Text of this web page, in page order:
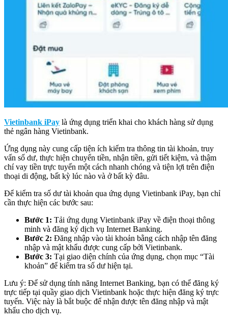
Vietinbank iPay là ứng dụng triển khai cho khách hàng sử dụng
thẻ ngân hàng Vietinbank.
Ứng dụng này cung cấp tiện ích kiểm tra thông tin tài khoản, truy
vấn số dư, thực hiện chuyển tiền, nhận tiền, gửi tiết kiệm, và thậm
chí vay tiền trực tuyến một cách nhanh chóng và tiện lợi trên điện
thoại di động, bất kỳ lúc nào và ở bất kỳ đâu.
Để kiểm tra số dư tài khoản qua ứng dụng Vietinbank iPay, bạn chỉ
cần thực hiện các bước sau:
Bước 1: Tải ứng dụng Vietinbank iPay về điện thoại thông
minh và đăng ký dịch vụ Internet Banking.
Bước 2: Đăng nhập vào tài khoản bằng cách nhập tên đăng
nhập và mật khẩu được cung cấp bởi Vietinbank.
Bước 3: Tại giao diện chính của ứng dụng, chọn mục “Tài
khoản” để kiểm tra số dư hiện tại.
Lưu ý: Để sử dụng tính năng Internet Banking, bạn có thể đăng ký
trực tiếp tại quầy giao dịch Vietinbank hoặc thực hiện đăng ký trực
tuyến. Việc này là bắt buộc để nhận được tên đăng nhập và mật
khẩu cho dịch vụ.